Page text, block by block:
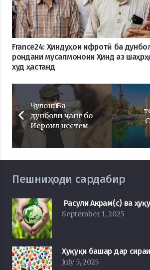
France24: Ҳиндуҳои ифротӣ ба
рондани мусалмонони Ҳинд аз
худ ҳастанд
Ҷулонӣ: Ба
дунболи ҷанг бо
Исроил нестем
Пешниҳоди сардабир
Расули Акрам(с) ва
September 1, 2025
Ҳуқуқи башар дар
July 5, 2025